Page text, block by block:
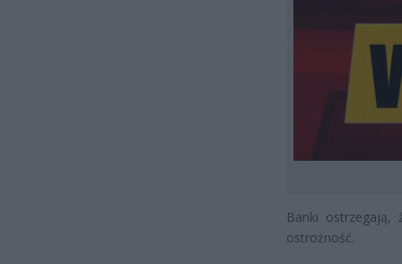
Banki
ostrożność.